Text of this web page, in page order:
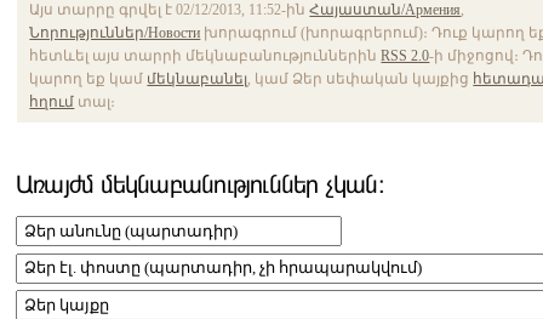
Այս տարրը գրվել է 02/12/2013, 11:52-ինՀայաստան/Армения,
Նորություններ/Новости խորագրում (խորագրերում)։ Դուք կարող
հետևել այս տարրի մեկնաբանություններինRSS 2.0-ի միջոցով։
կարող եք կամ մեկնաբանել, կամ Ձեր սեփական կայքից
հղում տալ։
Առայժմ մեկնաբանություններ չկան։